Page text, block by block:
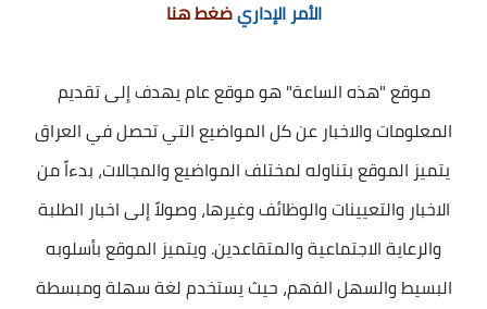
الأمر الإداريضغط هنا
موقع "هذه الساعة" هو موقع عام يهدف إلى تقديم
المعلومات والاخبار عن كل المواضيع التي تحصل في العراق
يتميز الموقع بتناوله لمختلف المواضيع والمجالات، بدءاً من
الاخبار والتعيينات والوظائف وغيرها، وصولاً إلى اخبار الطلبة
والرعاية الاجتماعية والمتقاعدين. ويتميز الموقع بأسلوبه
البسيط والسهل الفهم، حيث يستخدم لغة سهلة ومبسطة